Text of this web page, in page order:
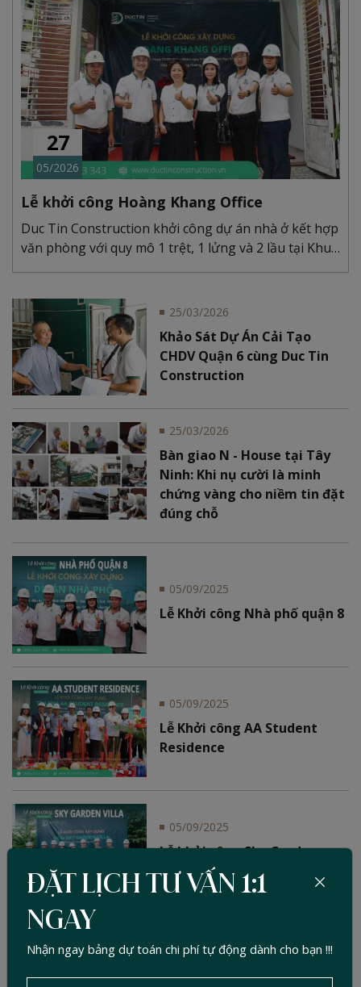
27
05/2026
Lễ khởi công Hoàng Khang Office
Duc Tin Construction khởi công dự án nhà ở kết hợp
văn phòng với quy mô 1 trệt, 1 lửng và 2 lầu tại Khu
25/03/2026
Khảo Sát Dự Án Cải Tạo
CHDV Quận 6 cùng Duc Tin
Construction
25/03/2026
Bàn giao N - House tại Tây
Ninh: Khi nụ cười là minh
chứng vàng cho niềm tin đặt
đúng chỗ
05/09/2025
Lễ Khởi công Nhà phố quận 8
05/09/2025
Lễ Khởi công AA Student
Residence
05/09/2025
Lễ khởi công Sky Garden
Villa
05/09/2025
Lễ Khởi công Amicon
ĐẶT LỊCH TƯ VẤN 1:1
NGAY
Nhận ngay bảng dự toán chi phí tự động dành cho bạn !!!